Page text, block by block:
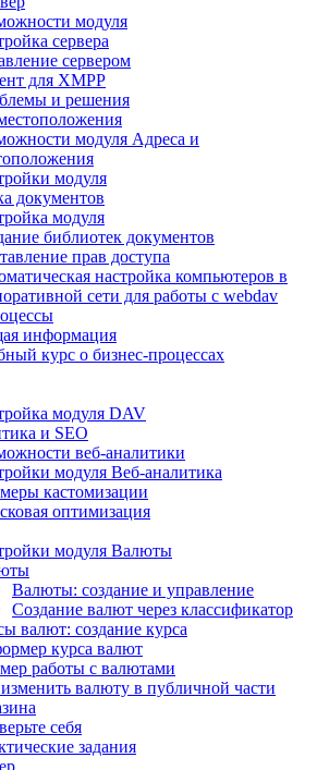
модуля
сервера
сервером
для XMPP
и решения
модуля Адреса и
модуля
документов
модуля
библиотек документов
прав доступа
настройка компьютеров в
сети для работы с webdav
информация
курс о бизнес-процессах
модуля DAV
и SEO
веб-аналитики
модуля Веб-аналитика
кастомизации
оптимизация
модуля Валюты
Валюты: создание и управление
Создание валют через классификатор
валют: создание курса
курса валют
работы с валютами
валюту в публичной части
себя
задания